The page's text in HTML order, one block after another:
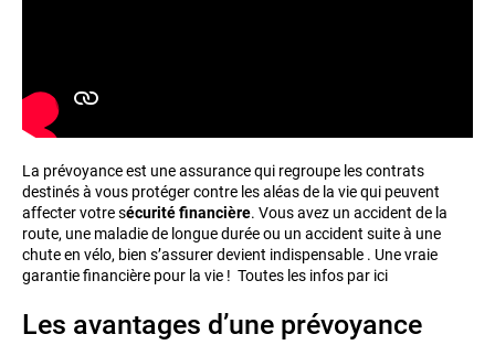
La prévoyance est une assurance qui regroupe les contrats
destinés à vous protéger contre les aléas de la vie qui peuvent
affecter votre sécurité financière. Vous avez un accident de la
route, une maladie de longue durée ou un accident suite à une
chute en vélo, bien s’assurer devient indispensable . Une vraie
garantie financière pour la vie ! Toutes les infos par ici
Les avantages d’une prévoyance